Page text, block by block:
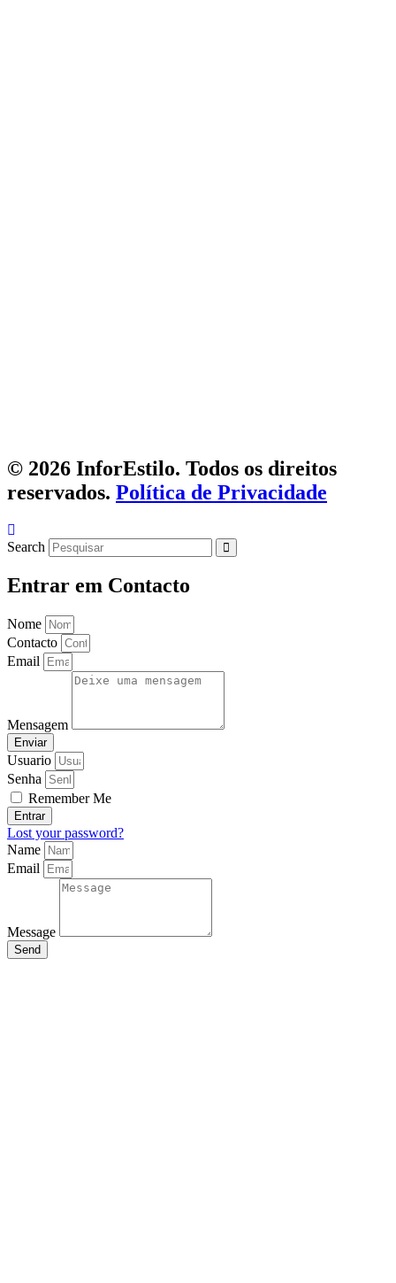
© 2026 InforEstilo. Todos os direitos
reservados. Política de Privacidade
Search
Entrar em Contacto
Nome
Contacto
Email
Mensagem
Enviar
Usuario
Senha
Remember Me
Entrar
Lost your password?
Name
Email
Message
Send